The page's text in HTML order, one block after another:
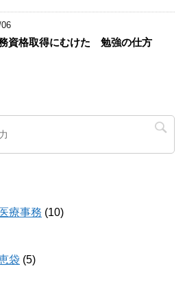
資格取得にむけた 勉強の仕方
療事務 (10)
袋 (5)